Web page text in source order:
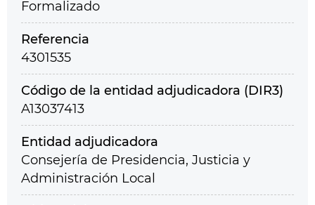
Formalizado
Referencia
4301535
Código de la entidad adjudicadora (DIR3)
A13037413
Entidad adjudicadora
Consejería de Presidencia, Justicia y
Administración Local